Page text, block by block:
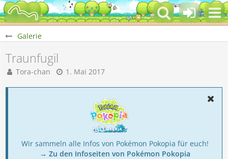
Galerie
Traunfugil
Tora-chan 1. Mai 2017
Wir sammeln alle Infos von Pokémon Pokopia für euch!
→ Zu den Infoseiten von Pokémon Pokopia